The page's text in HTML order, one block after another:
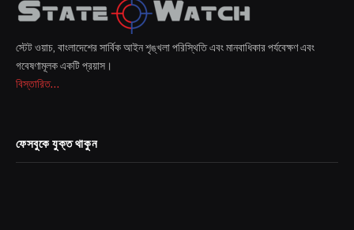
স্টেট ওয়াচ, বাংলাদেশের সার্বিক আইন শৃঙ্খলা পরিস্থিতি এবং মানবাধিকার পর্যবেক্ষণ এবং
গবেষণামূলক একটি প্রয়াস।
বিস্তারিত...
ফেসবুকে যুক্ত থাকুন